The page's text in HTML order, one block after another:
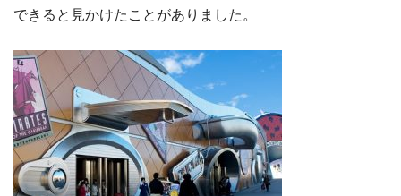
できると見かけたことがありました。